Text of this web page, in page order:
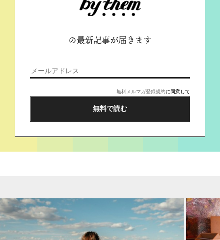
の最新記事が届きます
無料メルマガ登録規約に同意して